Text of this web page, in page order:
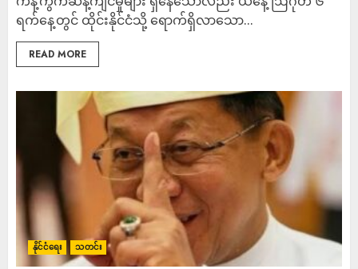
ရက်နေ့တွင် ထိုင်းနိုင်ငံသို့ ရောက်ရှိလာသော...
READ MORE
နိုင်ငံရေး သတင်း